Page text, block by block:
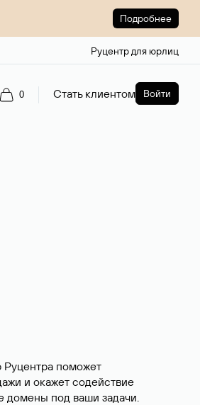
Подробнее
Руцентр для юрлиц
0 Стать клиентом Войти
Руцентра поможет
и окажет содействие
домены под ваши задачи.